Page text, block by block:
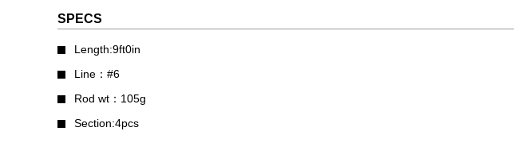
SPECS
Length:9ft0in
Line：#6
Rod wt：105g
Section:4pcs